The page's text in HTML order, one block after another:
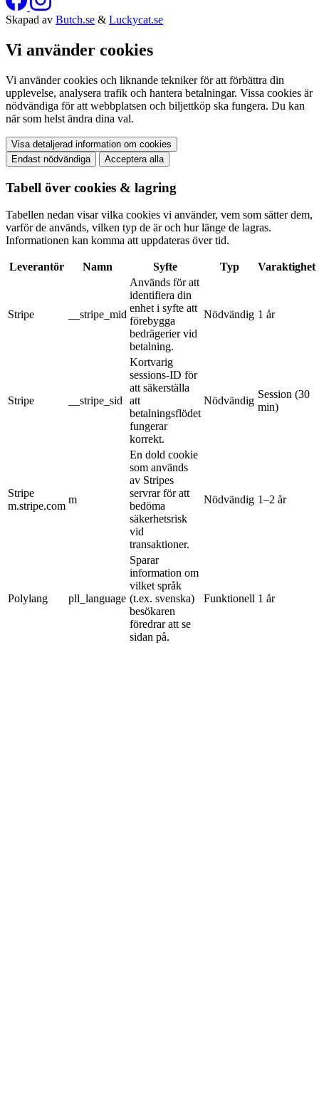
Skapad av Butch.se & Luckycat.se
Vi använder cookies
Vi använder cookies och liknande tekniker för att förbättra din
upplevelse, analysera trafik och hantera betalningar. Vissa cookies är
nödvändiga för att webbplatsen och biljettköp ska fungera. Du kan
när som helst ändra dina val.
Visa detaljerad information om cookies
Endast nödvändiga
Acceptera alla
Tabell över cookies & lagring
Tabellen nedan visar vilka cookies vi använder, vem som sätter dem,
varför de används, vilken typ de är och hur länge de lagras.
Informationen kan komma att uppdateras över tid.
Leverantör Namn Syfte Typ Varaktighet
Stripe __stripe_mid
Används för att
identifiera din
enhet i syfte att
förebygga
bedrägerier vid
betalning.
Nödvändig 1 år
Stripe __stripe_sid
Kortvarig
sessions-ID för
att säkerställa
att
betalningsflödet
fungerar
korrekt.
Nödvändig
Session (30
min)
Stripe
m.stripe.com
m
En dold cookie
som används
av Stripes
servrar för att
bedöma
säkerhetsrisk
vid
transaktioner.
Nödvändig 1–2 år
Polylang pll_language
Sparar
information om
vilket språk
(t.ex. svenska)
besökaren
föredrar att se
sidan på.
Funktionell 1 år